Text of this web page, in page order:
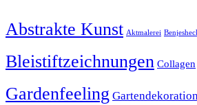
Abstrakte Kunst Aktmalerei
Bleistiftzeichnungen Collagen
Gardenfeeling